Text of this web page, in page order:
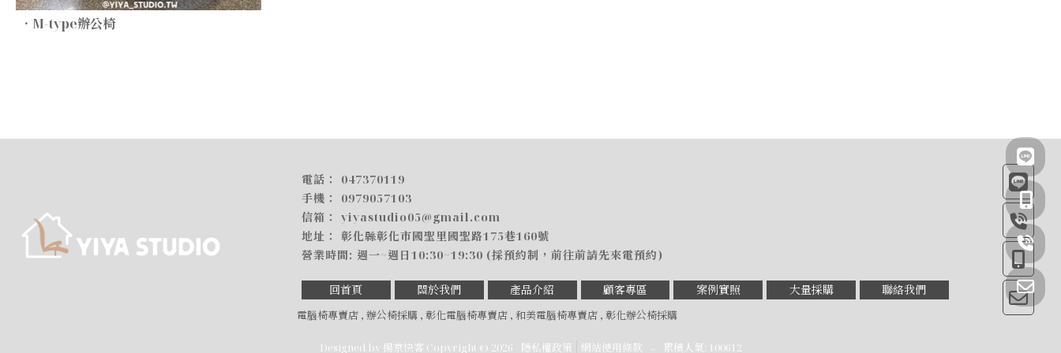
．M-type辦公椅
047370119
0979057103
yiyastudio05@gmail.com
彰化縣彰化市國聖里國聖路175巷160號
週一~週日10:30~19:30 (採預約制，前往前請先來電預約)
回首頁 關於我們 產品介紹 顧客專區 案例實照 大量採購 聯絡我們
電腦椅專賣店 辦公椅採購 彰化電腦椅專賣店 和美電腦椅專賣店 彰化辦公椅採購
Designed by 揚京快客 Copyright © 2026 隱私權政策 網站使用條款 .. 累積人氣: 100612